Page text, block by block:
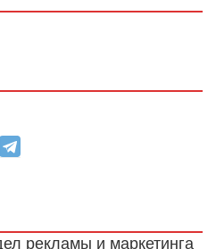
рекламы и маркетинга